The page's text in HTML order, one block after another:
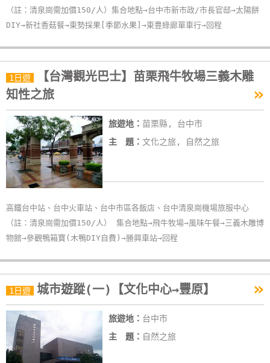
收
據
合
作
提
案
飯
店
合
作
廠
商
作
旅
伴
計
劃
（註：清泉崗需加價150/人）集合地點→台中市新市政/市長官邸→太陽餅
DIY→新社香菇餐→東勢採果[季節水果]→東豊綠廊單車行→回程
1日遊
【台灣觀光巴士】苗栗飛牛牧場三義木雕
知性之旅
»
旅遊地： 苗栗縣, 台中市
主 題： 文化之旅, 自然之旅
高鐵台中站、台中火車站、台中市區各飯店、台中清泉崗機場旅服中心
（註：清泉崗需加價150/人） 集合地點→飛牛牧場→風味午餐→三義木雕博
物館→參觀鴨箱寶(木鴨DIY自費)→勝興車站→回程
1日遊 城市遊蹤(一)【文化中心→豐原】 »
旅遊地： 台中市
主 題： 自然之旅